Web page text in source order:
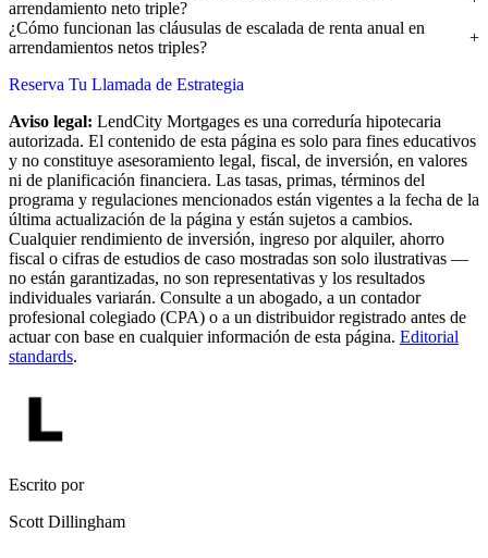
arrendamiento neto triple?
¿Cómo funcionan las cláusulas de escalada de renta anual en
arrendamientos netos triples?
Reserva Tu Llamada de Estrategia
Aviso legal: LendCity Mortgages es una correduría hipotecaria
autorizada. El contenido de esta página es solo para fines educativos
y no constituye asesoramiento legal, fiscal, de inversión, en valores
ni de planificación financiera. Las tasas, primas, términos del
programa y regulaciones mencionados están vigentes a la fecha de la
última actualización de la página y están sujetos a cambios.
Cualquier rendimiento de inversión, ingreso por alquiler, ahorro
fiscal o cifras de estudios de caso mostradas son solo ilustrativas —
no están garantizadas, no son representativas y los resultados
individuales variarán. Consulte a un abogado, a un contador
profesional colegiado (CPA) o a un distribuidor registrado antes de
actuar con base en cualquier información de esta página. Editorial
standards.
Escrito por
Scott Dillingham